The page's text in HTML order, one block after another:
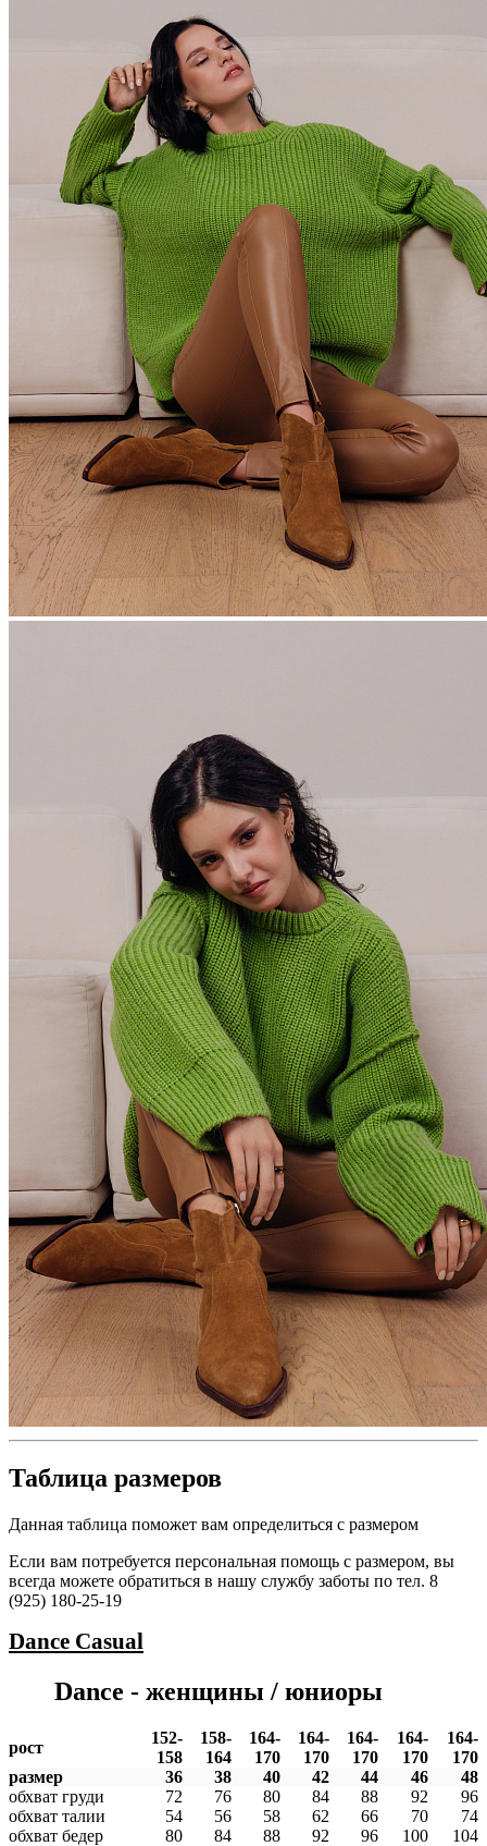
Таблица размеров
Данная таблица поможет вам определиться с размером
Если вам потребуется персональная помощь с размером, вы
всегда можете обратиться в нашу службу заботы по тел. 8
(925) 180-25-19
Dance Casual
Dance - женщины / юниоры
рост
152-
158
158-
164
164-
170
164-
170
164-
170
164-
170
164-
170
размер
36 38 40 42 44 46
48
обхват груди
72 76 80 84 88 92
96
обхват талии
54 56 58 62 66 70
74
обхват бедер
80 84 88 92 96 100 104